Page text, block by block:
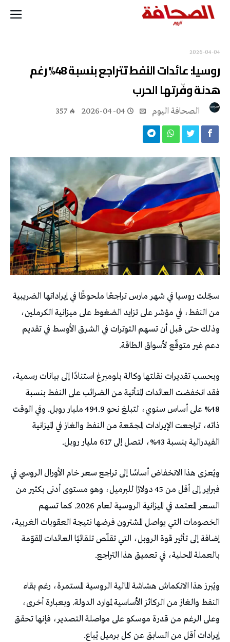
2026-04-04
روسيا: عائدات النفط تتراجع بنسبة 48% رغم
هدنة وفّرتها الحرب
2026-04-04
357
سجّلت روسيا في شهر مارس تراجعًا ملحوظًا في إيراداتها الضريبية
من النفط، في مؤشر على تزايد الضغوط على ميزانية الكرملين،
وذلك حتى قبل أن تسهم التوترات في الشرق الأوسط في تقديم
دعم غير متوقّع لأسواق الطاقة.
وبحسب تقديرات نقلتها وكالة بلومبرغ استنادًا إلى بيانات رسمية،
فقد انخفضت العائدات المتأتية من الضرائب على النفط بنسبة
48% على أساس سنوي، لتبلغ نحو 494.9 مليار روبل. وفي الوقت
ذاته، تراجعت الإيرادات المجمّعة من النفط والغاز في الميزانية
الفيدرالية بنسبة 43%، لتصل إلى 617 مليار روبل.
ويُعزى هذا الانخفاض أساسًا إلى تراجع سعر خام الأورال الروسي في
فبراير إلى أقل من 45 دولارًا للبرميل، وهو مستوى أدنى بكثير من
السعر المعتمد في الميزانية الروسية لعام 2026. كما تسهم
الخصومات التي يواصل المشترون فرضها نتيجة العقوبات الغربية،
إضافة إلى تأثير قوة الروبل، التي تقلّص تلقائيًا العائدات المقوّمة
بالعملة المحلية، في تعميق هذا التراجع.
ويُبرز هذا الانكماش هشاشة المالية الروسية المستمرة، رغم بقاء
النفط والغاز من الركائز الأساسية لموارد الدولة. وبعبارة أخرى،
وعلى الرغم من قدرة موسكو على مواصلة التصدير، فإنها تحقق
إيرادات أقل من السابق عن كل برميل يُباع.